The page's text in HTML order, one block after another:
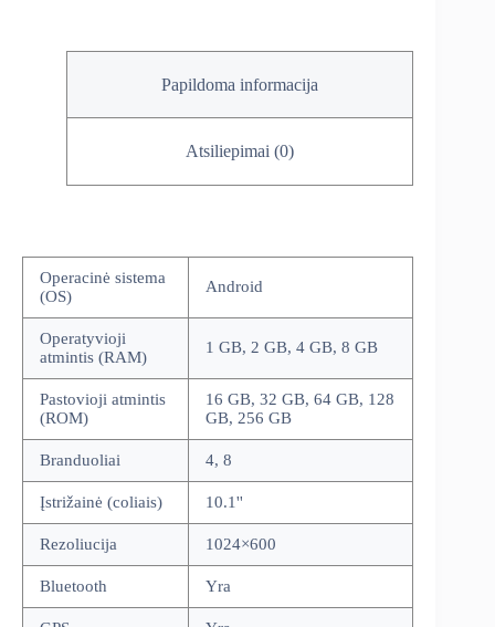
Papildoma informacija
Atsiliepimai (0)
Operacinė sistema
(OS)
Android
Operatyvioji
atmintis (RAM)
1 GB, 2 GB, 4 GB, 8 GB
Pastovioji atmintis
(ROM)
16 GB, 32 GB, 64 GB, 128
GB, 256 GB
Branduoliai 4, 8
Įstrižainė (coliais) 10.1''
Rezoliucija 1024×600
Bluetooth Yra